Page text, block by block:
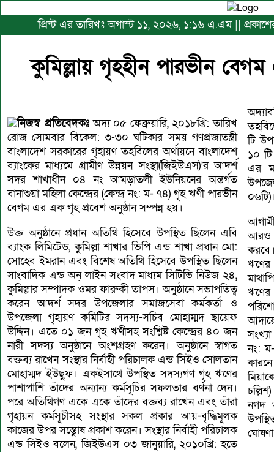
প্রিন্ট এর তারিখঃ অগাস্ট ১১, ২০২৬, ১:১৬ এ.এম ||
কুমিল্লায় গৃহহীন পারভীন
নিজস্ব প্রতিবেদকঃঅদ্য ০৫ ফেব্রুয়ারি, ২০১৮খ্রি: তারিখ
রোজ সোমবার বিকেল: ৩-৩০ ঘটিকার সময় গণপ্রজাতন্ত্রী
বাংলাদেশ সরকারের গৃহায়ণ তহবিলের অর্থায়নে বাংলাদেশ
ব্যাংকের মাধ্যমে গ্রামীণ উন্নয়ন সংস্থা(জিইউএস)’র আদর্শ
সদর শাখাধীন ০৪ নং আমড়াতলী ইউনিয়নের অন্তর্গত
বানাশুয়া মহিলা কেন্দ্রের (কেন্দ্র নং: ম- ৭৪) গৃহ ঋণী পারভীন
বেগম এর এক গৃহ প্রবেশ অনুষ্ঠান সম্পন্ন হয়।
উক্ত অনুষ্ঠানে প্রধান অতিথি হিসেবে উপস্থিত ছিলেন এবি
ব্যাংক লিমিটেড, কুমিল্লা শাখার ভিপি এন্ড শাখা প্রধান মো:
সোহেব ইমরান এবং বিশেষ অতিথি হিসেবে উপস্থিত ছিলেন
সাংবাদিক এন্ড অন্ লাইন সংবাদ মাধ্যম সিটিভি নিউজ ২৪,
কুমিল্লার সম্পাদক ওমর ফারুকী তাপস। অনুষ্ঠানে সভাপতিত্ব
করেন আদর্শ সদর উপজেলার সমাজসেবা কর্মকর্তা ও
উপজেলা গৃহায়ণ কমিটির সদস্য-সচিব মোহাম্মদ ছায়েফ
উদ্দিন। এতে ০১ জন গৃহ ঋণীসহ সংশ্লিষ্ট কেন্দ্রের ৪০ জন
নারী সদস্য অনুষ্ঠানে অংশগ্রহণ করেন। অনুষ্ঠানে স্বাগত
বক্তব্য রাখেন সংস্থার নির্বাহী পরিচালক এন্ড সিইও সোলতান
মোহাম্মদ ইউছুফ। একইসাথে উপস্থিত সদস্যগণ গৃহ ঋণের
পাশাপাশি তাঁদের অন্যান্য কর্মসূচির সফলতার বর্ণনা দেন।
পরে অতিথিগণ একে একে তাঁদের বক্তব্য রাখেন এবং তাঁরা
গৃহায়ন কর্মসূচীসহ সংস্থার সকল প্রকার আয়-বৃদ্ধিমূলক
কাজের উপর সন্তেুাষ প্রকাশ করেন। সংস্থার নির্বাহী পরিচালক
এন্ড সিইও বলেন, জিইউএস ০৩ জানুয়ারি, ২০১০খ্রি: হতে
টি
১০
এর
আরও
ঋণের
নং:
নগদ